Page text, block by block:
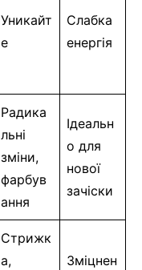
Уникайт
е
Слабка
енергія
Радика
льні
зміни,
фарбув
ання
Ідеальн
о для
нової
зачіски
Стрижк
а,
Зміцнен